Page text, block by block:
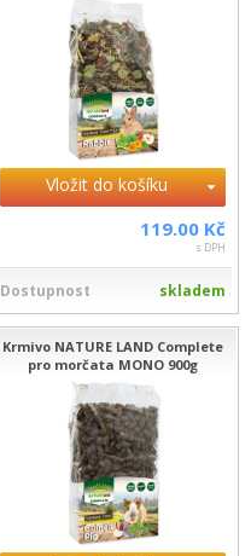
Vložit do košíku
119.00 Kč
s DPH
Dostupnost skladem
Krmivo NATURE LAND Complete
pro morčata MONO 900g